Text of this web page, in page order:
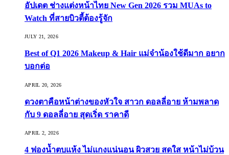
อัปเดต ช่างแต่งหน้าไทย New Gen 2026 รวม MUAs to
Watch ที่สายบิวตี้ต้องรู้จัก
JULY 21, 2026
Best of Q1 2026 Makeup & Hair แม่จ๋าน้องใช้ดีมาก อยาก
บอกต่อ
APRIL 20, 2026
ดวงตาคือหน้าต่างของหัวใจ สาวก ดอลลี่อาย ห้ามพลาด
กับ 9 ดอลลี่อาย สุดเริ่ด ราคาดี
APRIL 2, 2026
4 ฟองน้ำตบแห้ง ไม่แกงแน่นอน ผิวสวย สดใส หน้าไม่บ้วน